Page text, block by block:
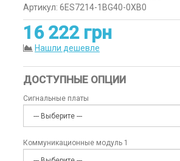
Артикул: 6ES7214-1BG40-0XB0
16 222 грн
Нашли дешевле
ДОСТУПНЫЕ ОПЦИИ
Сигнальные платы
Коммуникационные модуль 1